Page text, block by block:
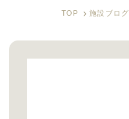
TOP 施設ブログ